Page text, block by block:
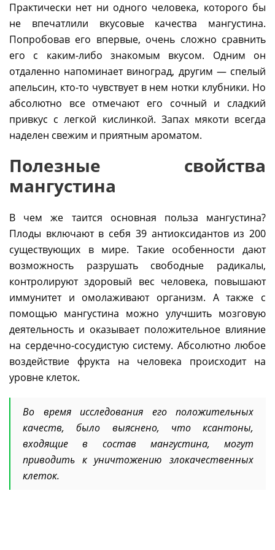
Практически нет ни одного человека, которого бы
не впечатлили вкусовые качества мангустина.
Попробовав его впервые, очень сложно сравнить
его с каким-либо знакомым вкусом. Одним он
отдаленно напоминает виноград, другим — спелый
апельсин, кто-то чувствует в нем нотки клубники. Но
абсолютно все отмечают его сочный и сладкий
привкус с легкой кислинкой. Запах мякоти всегда
наделен свежим и приятным ароматом.
Полезные свойства
мангустина
В чем же таится основная польза мангустина?
Плоды включают в себя 39 антиоксидантов из 200
существующих в мире. Такие особенности дают
возможность разрушать свободные радикалы,
контролируют здоровый вес человека, повышают
иммунитет и омолаживают организм. А также с
помощью мангустина можно улучшить мозговую
деятельность и оказывает положительное влияние
на сердечно-сосудистую систему. Абсолютно любое
воздействие фрукта на человека происходит на
уровне клеток.
Во время исследования его положительных
качеств, было выяснено, что ксантоны,
входящие в состав мангустина, могут
приводить к уничтожению злокачественных
клеток.